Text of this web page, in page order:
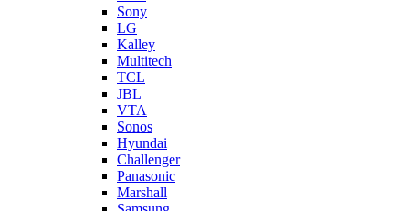
Sony
LG
Kalley
Multitech
TCL
JBL
VTA
Sonos
Hyundai
Challenger
Panasonic
Marshall